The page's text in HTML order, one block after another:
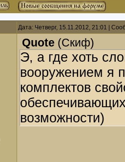
Дата: Четверг, 15.11.2012, 21:01 |
Quote (Скиф)
Э, а где хоть
вооружением я
комплектов
возможности)